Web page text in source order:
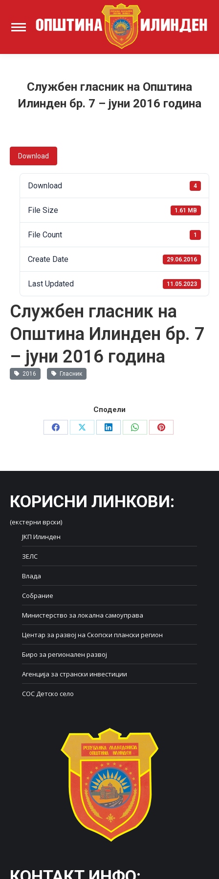
Службен гласник на Општина
Илинден бр. 7 – јуни 2016 година
Download
Download 4
File Size 1.61 MB
File Count 1
Create Date 29.06.2016
Last Updated 11.05.2023
Службен гласник на
Општина Илинден бр. 7
– јуни 2016 година
2016 Гласник
Сподели
Share
Share
Share
Share
Share
КОРИСНИ ЛИНКОВИ:
(екстерни врски)
ЈКП Илинден
ЗЕЛС
Влада
Собрание
Министерство за локална самоуправа
Центар за развој на Скопски плански регион
Биро за регионален развој
Агенција за странски инвестиции
СОС Детско село